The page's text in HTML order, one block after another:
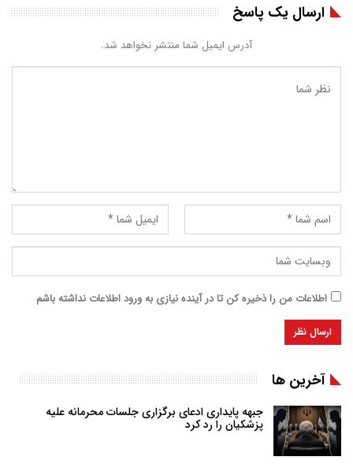
ارسال یک پاسخ
آدرس ایمیل شما منتشر نخواهد شد.
اطلاعات من را ذخیره کن تا در آینده نیازی به ورود اطلاعات نداشته باشم
آخرین ها
جبهه پایداری ادعای برگزاری جلسات محرمانه علیه
پزشکیان را رد کرد